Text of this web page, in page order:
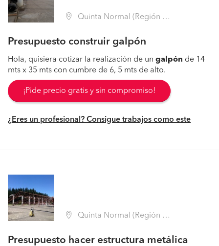
Quinta Normal (Región Metropolitana - Santiago)
Presupuesto construir galpón
Hola, quisiera cotizar la realización de un galpón de 14
mts x 35 mts con cumbre de 6, 5 mts de alto.
¡Pide precio gratis y sin compromiso!
¿Eres un profesional? Consigue trabajos como este
Quinta Normal (Región Metropolitana - Santiago)
Presupuesto hacer estructura metálica